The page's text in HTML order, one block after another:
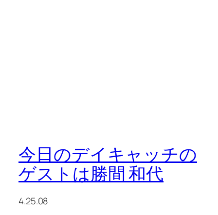
今日のデイキャッチの
ゲストは勝間 和代
4.25.08